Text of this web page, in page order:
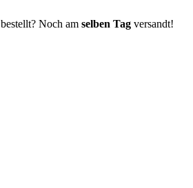
bestellt? Noch am selben Tag versandt!